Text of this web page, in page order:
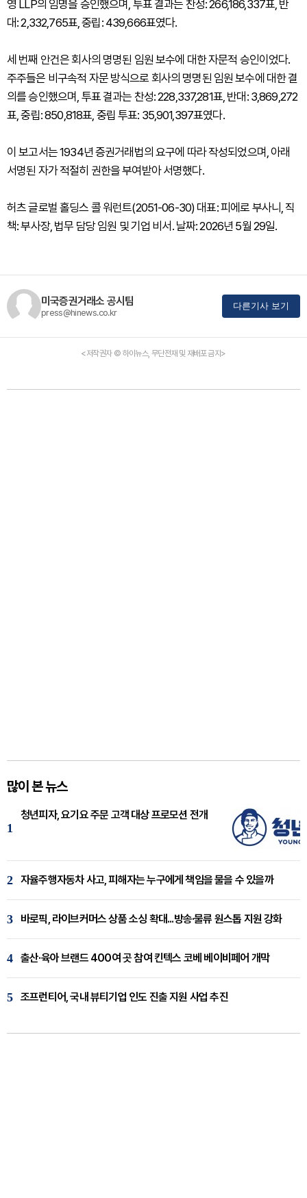
영 LLP의 임명을 승인했으며, 투표 결과는 찬성: 266,186,337표, 반
대: 2,332,765표, 중립: 439,666표였다.
세 번째 안건은 회사의 명명된 임원 보수에 대한 자문적 승인이었다.
주주들은 비구속적 자문 방식으로 회사의 명명된 임원 보수에 대한 결
의를 승인했으며, 투표 결과는 찬성: 228,337,281표, 반대: 3,869,272
표, 중립: 850,818표, 중립 투표: 35,901,397표였다.
이 보고서는 1934년 증권거래법의 요구에 따라 작성되었으며, 아래
서명된 자가 적절히 권한을 부여받아 서명했다.
허츠 글로벌 홀딩스 콜 워런트(2051-06-30) 대표: 피에로 부사니, 직
책: 부사장, 법무 담당 임원 및 기업 비서. 날짜: 2026년 5월 29일.
미국증권거래소 공시팀
press@hinews.co.kr
다른기사 보기
<저작권자 © 하이뉴스, 무단전재 및 재배포 금지>
많이 본 뉴스
1
청년피자, 요기요 주문 고객 대상 프로모션 전개
2 자율주행자동차 사고, 피해자는 누구에게 책임을 물을 수 있을까
3 바로픽, 라이브커머스 상품 소싱 확대...방송·물류 원스톱 지원 강화
4 출산·육아 브랜드 400여 곳 참여 킨텍스 코베 베이비페어 개막
5 조프런티어, 국내 뷰티기업 인도 진출 지원 사업 추진